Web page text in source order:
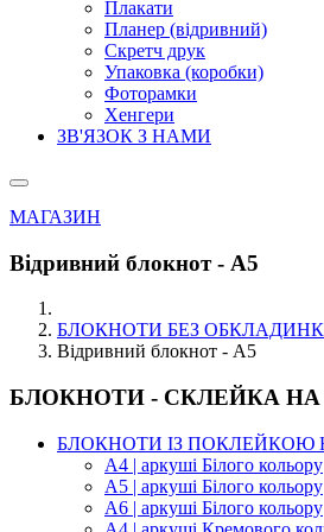
Плакати
Планер (відривний)
Скретч друк
Упаковка (коробки)
Фоторамки
Хенгери
ЗВ'ЯЗОК З НАМИ
МАГАЗИН
Відривний блокнот - А5
БЛОКНОТИ БЕЗ
Відривний блокнот - А5
БЛОКНОТИ - СКЛЕЙКА НА
БЛОКНОТИ ІЗ ПОКЛЕЙКОЮ
А4 | аркуші Білого кольору
А5 | аркуші Білого кольору
А6 | аркуші Білого кольору